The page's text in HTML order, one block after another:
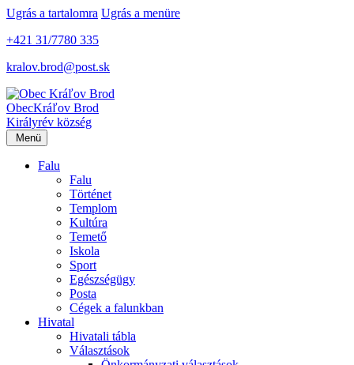
Ugrás a tartalomra Ugrás a menüre
+421 31/7780 335
kralov.brod@post.sk
ObecKráľov Brod
Királyrév község
Menü
Falu
Falu
Történet
Templom
Kultúra
Temető
Iskola
Sport
Egészségügy
Posta
Cégek a falunkban
Hivatal
Hivatali tábla
Választások